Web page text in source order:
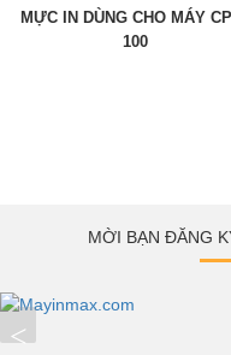
MỰC IN DÙNG CHO MÁY
100
MỜI BẠN ĐĂNG
<